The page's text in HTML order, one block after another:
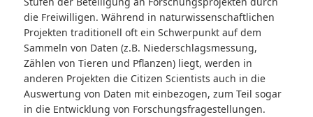
die Freiwilligen. Während in naturwissenschaftlichen
Projekten traditionell oft ein Schwerpunkt auf dem
Sammeln von Daten (z.B. Niederschlagsmessung,
Zählen von Tieren und Pflanzen) liegt, werden in
anderen Projekten die Citizen Scientists auch in die
Auswertung von Daten mit einbezogen, zum Teil sogar
in die Entwicklung von Forschungsfragestellungen.